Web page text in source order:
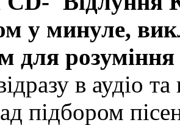
у минуле,
для
в аудіо
підбором